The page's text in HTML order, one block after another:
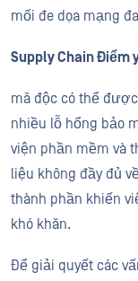
mối đe dọa mạng
Supply Chain Điểm
mã độc có thể
nhiều lỗ hổng bảo
viện phần mềm và
liệu không đầy đủ
thành phần khiến
khó khăn.
Để giải quyết các